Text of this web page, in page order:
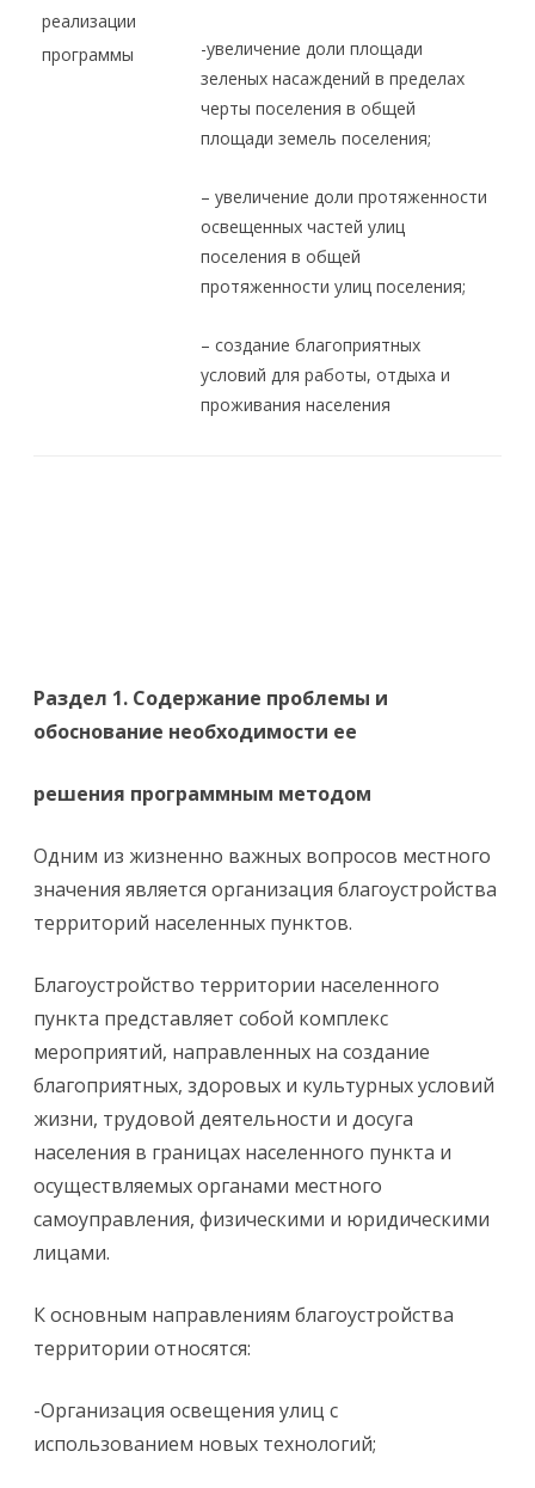
реализации
программы
-увеличение доли площади
зеленых насаждений в пределах
черты поселения в общей
площади земель поселения;
– увеличение доли протяженности
освещенных частей улиц
поселения в общей
протяженности улиц поселения;
– создание благоприятных
условий для работы, отдыха и
проживания населения
Раздел 1. Содержание проблемы и
обоснование необходимости ее
решения программным методом
Одним из жизненно важных вопросов местного
значения является организация благоустройства
территорий населенных пунктов.
Благоустройство территории населенного
пункта представляет собой комплекс
мероприятий, направленных на создание
благоприятных, здоровых и культурных условий
жизни, трудовой деятельности и досуга
населения в границах населенного пункта и
осуществляемых органами местного
самоуправления, физическими и юридическими
лицами.
К основным направлениям благоустройства
территории относятся:
-Организация освещения улиц с
использованием новых технологий;